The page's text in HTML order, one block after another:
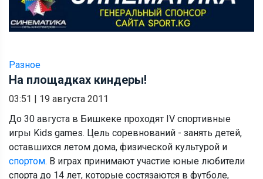
Разное
На площадках киндеры!
03:51 | 19 августа 2011
До 30 августа в Бишкеке проходят IV спортивные
игры Kids games. Цель соревнований - занять детей,
оставшихся летом дома, физической культурой и
спортом. В играх принимают участие юные любители
спорта до 14 лет, которые состязаются в футболе,